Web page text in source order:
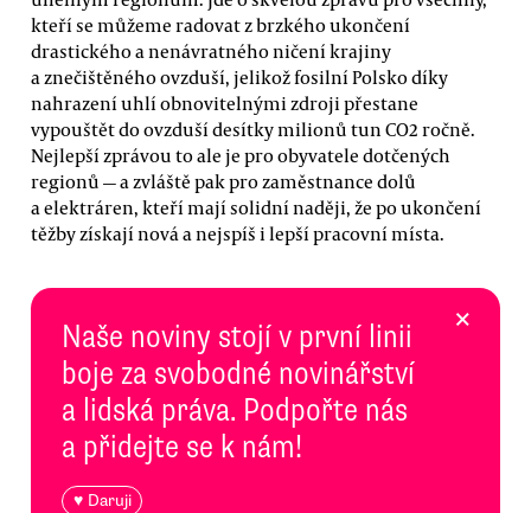
kteří se můžeme radovat z brzkého ukončení
drastického a nenávratného ničení krajiny
a znečištěného ovzduší, jelikož fosilní Polsko díky
nahrazení uhlí obnovitelnými zdroji přestane
vypouštět do ovzduší desítky milionů tun CO2 ročně.
Nejlepší zprávou to ale je pro obyvatele dotčených
regionů — a zvláště pak pro zaměstnance dolů
a elektráren, kteří mají solidní naději, že po ukončení
těžby získají nová a nejspíš i lepší pracovní místa.
Naše noviny stojí v první linii
boje za svobodné novinářství
a lidská práva. Podpořte nás
a přidejte se k nám!
♥ Daruji
×